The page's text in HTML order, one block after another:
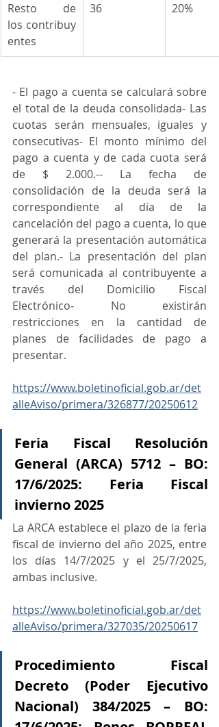
Resto de
los contribuy
entes
36 20%
- El pago a cuenta se calculará sobre
el total de la deuda consolidada- Las
cuotas serán mensuales, iguales y
consecutivas- El monto mínimo del
pago a cuenta y de cada cuota será
de $ 2.000.-- La fecha de
consolidación de la deuda será la
correspondiente al día de la
cancelación del pago a cuenta, lo que
generará la presentación automática
del plan.- La presentación del plan
será comunicada al contribuyente a
través del Domicilio Fiscal
Electrónico- No existirán
restricciones en la cantidad de
planes de facilidades de pago a
presentar.
https://www.boletinoficial.gob.ar/det
alleAviso/primera/326877/20250612
Feria Fiscal Resolución
General (ARCA) 5712 – BO:
17/6/2025: Feria Fiscal
invierno 2025
La ARCA establece el plazo de la feria
fiscal de invierno del año 2025, entre
los días 14/7/2025 y el 25/7/2025,
ambas inclusive.
https://www.boletinoficial.gob.ar/det
alleAviso/primera/327035/20250617
Procedimiento Fiscal
Decreto (Poder Ejecutivo
Nacional) 384/2025 – BO: